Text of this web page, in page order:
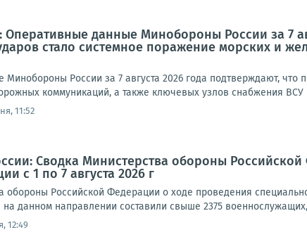
Оперативные данные Минобороны России за 7
стало системное поражение морских и
России за 7 августа 2026 года подтверждают,
коммуникаций, а также ключевых узлов снабжения
11:52
Сводка Министерства обороны
с 1 по 7 августа 2026 г
обороны Российской Федерации о ходе проведения
на данном направлении составили свыше 2375
12:49